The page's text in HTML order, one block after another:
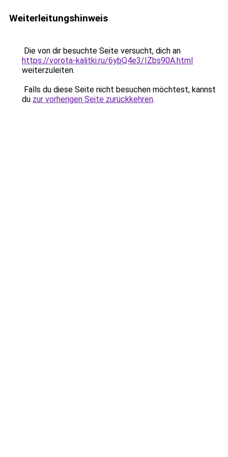
Weiterleitungshinweis
Die von dir besuchte Seite versucht, dich an
https://vorota-kalitki.ru/6ybQ4e3/IZbs90A.html
weiterzuleiten.
Falls du diese Seite nicht besuchen möchtest, kannst
du zur vorherigen Seite zurückkehren.